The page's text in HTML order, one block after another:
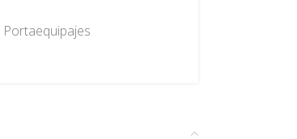
Portaequipajes